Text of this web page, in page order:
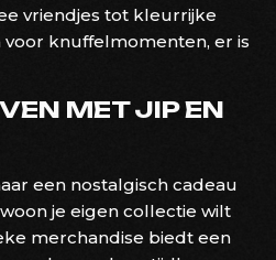
vriendjes tot kleurrijke
knuffelmomenten, er is
MET JIP EN
een nostalgisch cadeau
je eigen collectie wilt
merchandise biedt een